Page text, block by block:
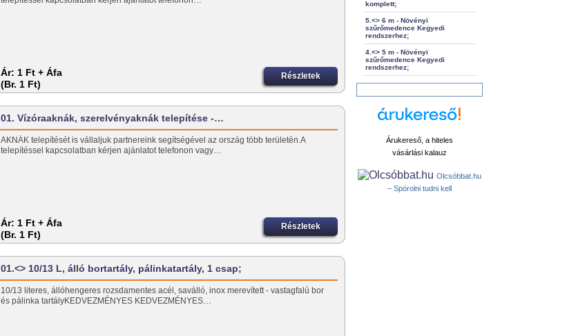
Ár: 1 Ft + Áfa
(Br. 1 Ft)
Részletek
01. Vízóraaknák, szerelvényaknák telepítése -…
AKNÁK telepítését is vállaljuk partnereink segítségével az ország több területén.A
telepítéssel kapcsolatban kérjen ajánlatot telefonon vagy…
Ár: 1 Ft + Áfa
(Br. 1 Ft)
Részletek
01.<> 10/13 L, álló bortartály, pálinkatartály, 1 csap;
10/13 literes, állóhengeres rozsdamentes acél, saválló, inox merevített - vastagfalú bor
és pálinka tartályKEDVEZMÉNYES KEDVEZMÉNYES…
komplett;
5.<> 6 m - Növényi
szűrőmedence Kegyedi
rendszerhez;
4.<> 5 m - Növényi
szűrőmedence Kegyedi
rendszerhez;
Árukereső, a hiteles
vásárlási kalauz
Olcsóbbat.hu
– Spórolni tudni kell